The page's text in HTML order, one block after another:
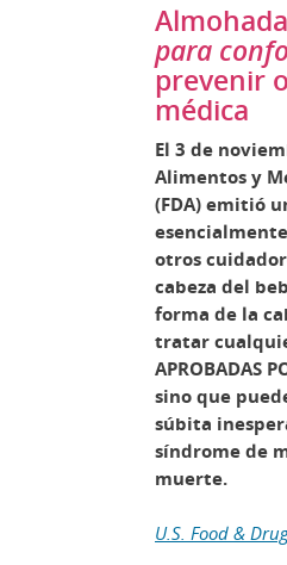
para
prevenir
médica
El 3 de
Alimentos y
(FDA) emitió
otros
cabeza del
forma de la
tratar
APROBADAS
sino que
súbita
síndrome de
muerte.
U.S. Food &